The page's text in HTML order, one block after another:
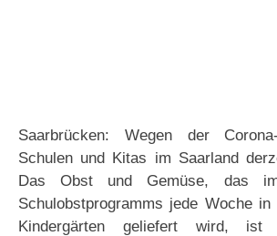
Saarbrücken: Wegen der
Schulen und Kitas im Saarland
Das Obst und Gemüse, das
Schulobstprogramms jede Woche
Kindergärten geliefert wird, ist